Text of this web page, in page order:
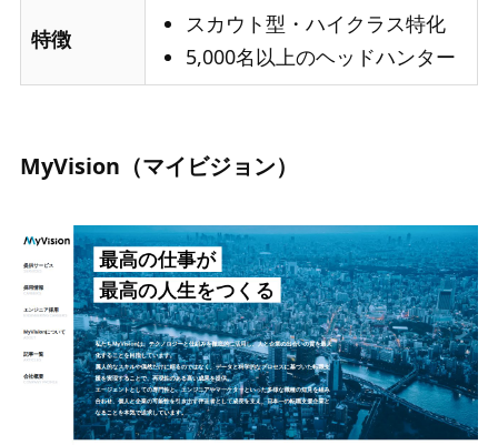
特徴
スカウト型・ハイクラス特化
5,000名以上のヘッドハンター
MyVision（マイビジョン）